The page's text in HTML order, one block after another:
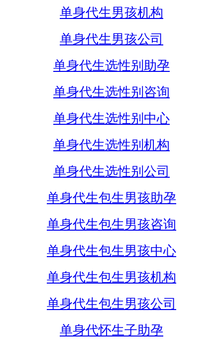
单身代生男孩机构
单身代生男孩公司
单身代生选性别助孕
单身代生选性别咨询
单身代生选性别中心
单身代生选性别机构
单身代生选性别公司
单身代生包生男孩助孕
单身代生包生男孩咨询
单身代生包生男孩中心
单身代生包生男孩机构
单身代生包生男孩公司
单身代怀生子助孕